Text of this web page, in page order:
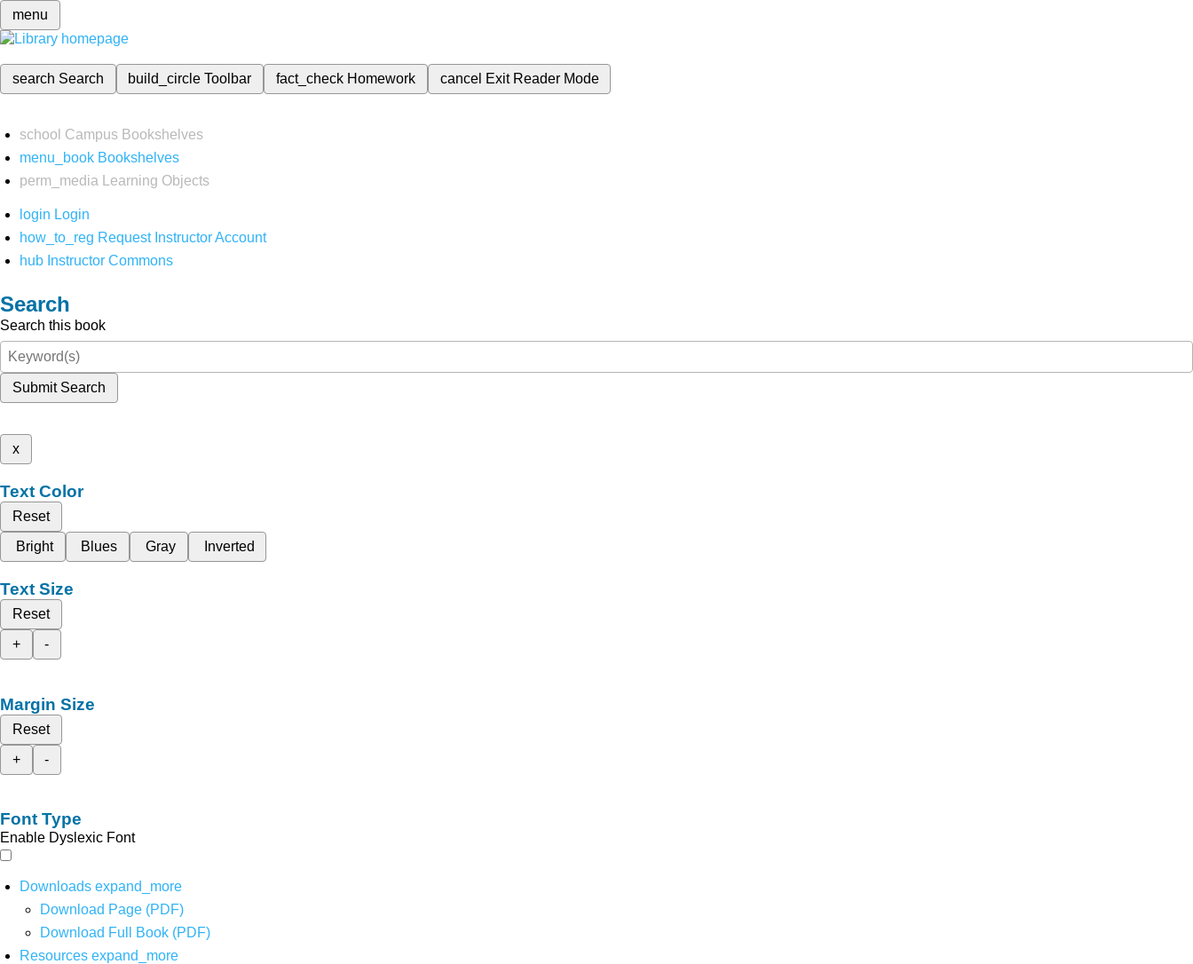
menu
search Search build_circleToolbar fact_check Homework cancel Exit Reader Mode
school Campus Bookshelves
menu_book Bookshelves
perm_media
Learning Objects
login Login
how_to_reg Request Instructor Account
hub Instructor Commons
Search
Search this book
Submit Search
x
Text Color
Reset
Bright
Blues Gray Inverted
Text Size
Reset
+
-
Margin Size
Reset
+
-
Font Type
Enable Dyslexic Font
Downloads expand_more
Download Page (PDF)
Download Full Book (PDF)
Resources expand_more